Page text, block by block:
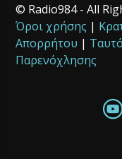
© Radio984 - All
Όροι χρήσης |
Απορρήτου |
Παρενόχλησης